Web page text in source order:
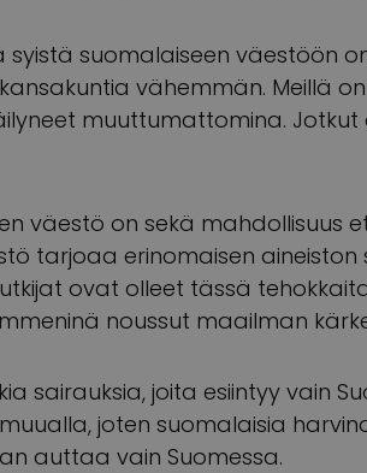
syistä suomalaiseen väestöön
vähemmän. Meillä
muuttumattomina.
väestö on sekä mahdollisuus
tarjoaa erinomaisen
ovat olleet tässä
noussut maailman
sairauksia, joita esiintyy vain
joten suomalaisia
auttaa vain Suomessa.